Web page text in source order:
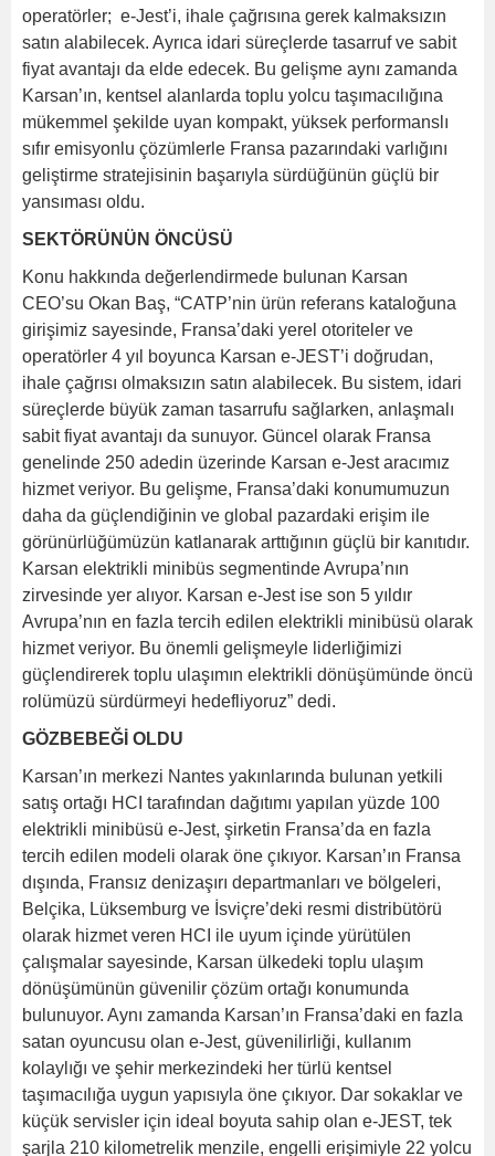
operatörler; e-Jest’i, ihale çağrısına gerek kalmaksızın
satın alabilecek. Ayrıca idari süreçlerde tasarruf ve sabit
fiyat avantajı da elde edecek. Bu gelişme aynı zamanda
Karsan’ın, kentsel alanlarda toplu yolcu taşımacılığına
mükemmel şekilde uyan kompakt, yüksek performanslı
sıfır emisyonlu çözümlerle Fransa pazarındaki varlığını
geliştirme stratejisinin başarıyla sürdüğünün güçlü bir
yansıması oldu.
SEKTÖRÜNÜN ÖNCÜSÜ
Konu hakkında değerlendirmede bulunan Karsan
CEO’su Okan Baş, “CATP’nin ürün referans kataloğuna
girişimiz sayesinde, Fransa’daki yerel otoriteler ve
operatörler 4 yıl boyunca Karsan e-JEST’i doğrudan,
ihale çağrısı olmaksızın satın alabilecek. Bu sistem, idari
süreçlerde büyük zaman tasarrufu sağlarken, anlaşmalı
sabit fiyat avantajı da sunuyor. Güncel olarak Fransa
genelinde 250 adedin üzerinde Karsan e-Jest aracımız
hizmet veriyor. Bu gelişme, Fransa’daki konumumuzun
daha da güçlendiğinin ve global pazardaki erişim ile
görünürlüğümüzün katlanarak arttığının güçlü bir kanıtıdır.
Karsan elektrikli minibüs segmentinde Avrupa’nın
zirvesinde yer alıyor. Karsan e-Jest ise son 5 yıldır
Avrupa’nın en fazla tercih edilen elektrikli minibüsü olarak
hizmet veriyor. Bu önemli gelişmeyle liderliğimizi
güçlendirerek toplu ulaşımın elektrikli dönüşümünde öncü
rolümüzü sürdürmeyi hedefliyoruz” dedi.
GÖZBEBEĞİ OLDU
Karsan’ın merkezi Nantes yakınlarında bulunan yetkili
satış ortağı HCI tarafından dağıtımı yapılan yüzde 100
elektrikli minibüsü e-Jest, şirketin Fransa’da en fazla
tercih edilen modeli olarak öne çıkıyor. Karsan’ın Fransa
dışında, Fransız denizaşırı departmanları ve bölgeleri,
Belçika, Lüksemburg ve İsviçre’deki resmi distribütörü
olarak hizmet veren HCI ile uyum içinde yürütülen
çalışmalar sayesinde, Karsan ülkedeki toplu ulaşım
dönüşümünün güvenilir çözüm ortağı konumunda
bulunuyor. Aynı zamanda Karsan’ın Fransa’daki en fazla
satan oyuncusu olan e-Jest, güvenilirliği, kullanım
kolaylığı ve şehir merkezindeki her türlü kentsel
taşımacılığa uygun yapısıyla öne çıkıyor. Dar sokaklar ve
küçük servisler için ideal boyuta sahip olan e-JEST, tek
şarjla 210 kilometrelik menzile, engelli erişimiyle 22 yolcu